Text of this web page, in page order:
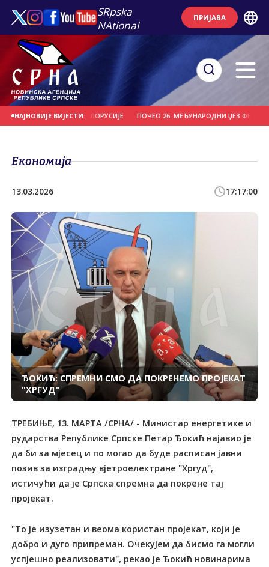
SRpska
NAtional
ПРИЈАВА
НАЈНОВИЈЕ ВИЈЕСТИ:
"ВИТЕБСК" ИЗ БЈЕЛОРУСИЈЕ ПОЧЕО 26. МЕЂУНАРОДНИ ЏЕЗ ФЕСТИВАЛ
Економија
13.03.2026 17:17:00
ЂОКИЋ: СПРЕМНИ СМО ДА ПОКРЕНЕМО ПРОЈЕКАТ
"ХРГУД"
TРЕБИЊЕ, 13. МАРTА /СРНА/ - Министар енергетике и
рударства Републике Српске Петар Ђокић најавио је
да би за мјесец и по могао да буде расписан јавни
позив за изградњу вјетроелектране "Хргуд",
истичући да је Српска спремна да покрене тај
пројекат.
"То је изузетан и веома користан пројекат, који је
добро и дуго припреман. Очекујем да бисмо га могли
успјешно реализовати", рекао је Ђокић новинарима